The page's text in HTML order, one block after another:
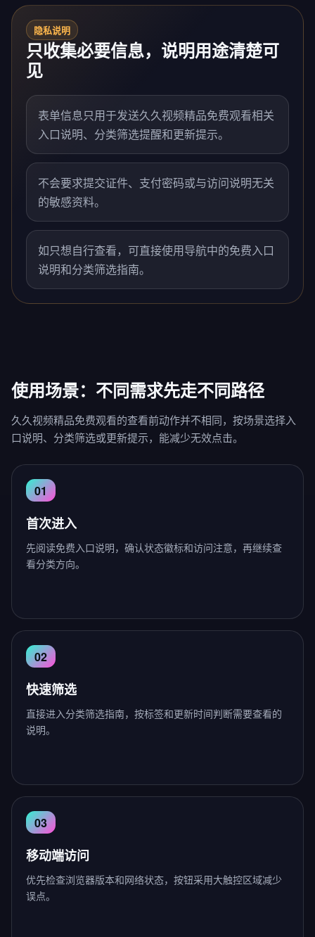
隐私说明
只收集必要信息，说明用途清楚可
见
表单信息只用于发送久久视频精品免费观看相关
入口说明、分类筛选提醒和更新提示。
不会要求提交证件、支付密码或与访问说明无关
的敏感资料。
如只想自行查看，可直接使用导航中的免费入口
说明和分类筛选指南。
使用场景：不同需求先走不同路径
久久视频精品免费观看的查看前动作并不相同，按场景选择入
口说明、分类筛选或更新提示，能减少无效点击。
首次进入
先阅读免费入口说明，确认状态徽标和访问注意，再继续查
看分类方向。
快速筛选
直接进入分类筛选指南，按标签和更新时间判断需要查看的
说明。
移动端访问
优先检查浏览器版本和网络状态，按钮采用大触控区域减少
误点。